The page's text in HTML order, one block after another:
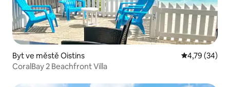
Byt ve městě Oistins Průměrné
4,79 (34)
CoralBay 2 Beachfront Villa